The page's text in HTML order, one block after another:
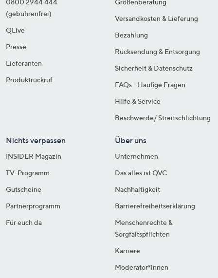
0800 2944 444
(gebührenfrei)
QLive
Presse
Lieferanten
Produktrückruf
Größenberatung
Versandkosten & Lieferung
Bezahlung
Rücksendung & Entsorgung
Sicherheit & Datenschutz
FAQs - Häufige Fragen
Hilfe & Service
Beschwerde/ Streitschlichtung
Nichts verpassen
INSIDER Magazin
TV-Programm
Gutscheine
Partnerprogramm
Für euch da
Über uns
Unternehmen
Das alles ist QVC
Nachhaltigkeit
Barrierefreiheitserklärung
Menschenrechte &
Sorgfaltspflichten
Karriere
Moderator*innen